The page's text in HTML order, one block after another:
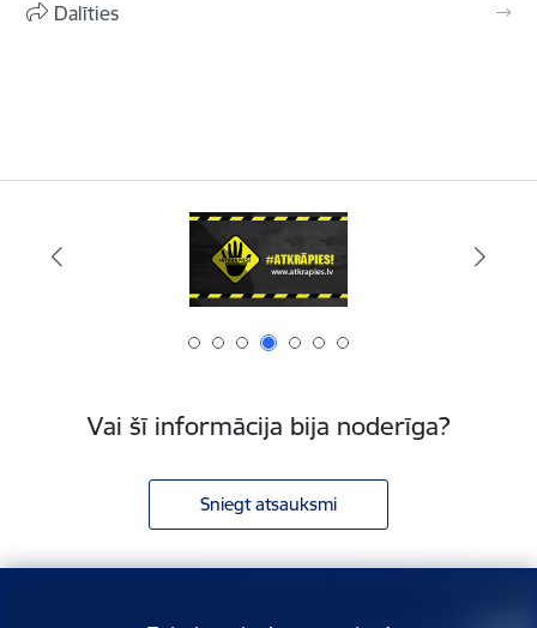
Dalīties
Vai šī informācija bija noderīga?
Sniegt atsauksmi